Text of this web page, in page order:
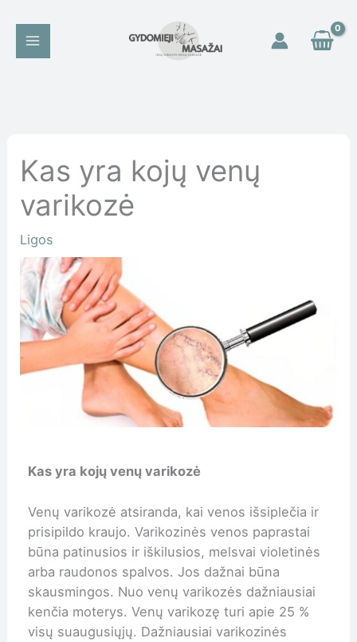
turinio
Kas yra kojų venų
varikozė
Ligos
Kas yra kojų venų varikozė
Venų varikozė atsiranda, kai venos išsiplečia ir
prisipildo kraujo. Varikozinės venos paprastai
būna patinusios ir iškilusios, melsvai violetinės
arba raudonos spalvos. Jos dažnai būna
skausmingos. Nuo venų varikozės dažniausiai
kenčia moterys. Venų varikozę turi apie 25 %
visų suaugusiųjų. Dažniausiai varikozinės